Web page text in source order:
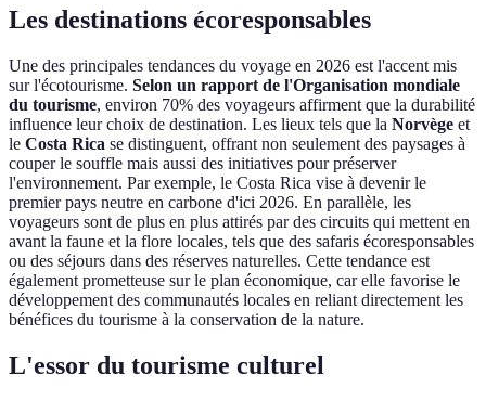
Les destinations écoresponsables
Une des principales tendances du voyage en 2026 est l'accent mis
sur l'écotourisme. Selon un rapport de l'Organisation mondiale
du tourisme, environ 70% des voyageurs affirment que la durabilité
influence leur choix de destination. Les lieux tels que la Norvège et
le Costa Rica se distinguent, offrant non seulement des paysages à
couper le souffle mais aussi des initiatives pour préserver
l'environnement. Par exemple, le Costa Rica vise à devenir le
premier pays neutre en carbone d'ici 2026. En parallèle, les
voyageurs sont de plus en plus attirés par des circuits qui mettent en
avant la faune et la flore locales, tels que des safaris écoresponsables
ou des séjours dans des réserves naturelles. Cette tendance est
également prometteuse sur le plan économique, car elle favorise le
développement des communautés locales en reliant directement les
bénéfices du tourisme à la conservation de la nature.
L'essor du tourisme culturel